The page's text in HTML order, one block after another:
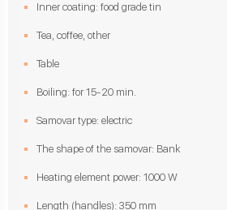
Inner coating: food grade tin
Tea, coffee, other
Table
Boiling: for 15-20 min.
Samovar type: electric
The shape of the samovar: Bank
Heating element power: 1000 W
Length (handles): 350 mm